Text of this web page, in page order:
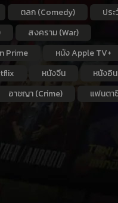
ตลก (Comedy)
ปร
สงคราม (War)
Prime
หนัง Apple TV+
หนังจีน
หนังอิ
อาชญา (Crime)
แฟนตา